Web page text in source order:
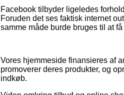
Facebook tilbyder ligeledes
Foruden det ses faktisk internet
samme måde burde bruges til at
Vores hjemmeside finansieres af
promoverer deres produkter, og
indkøb.